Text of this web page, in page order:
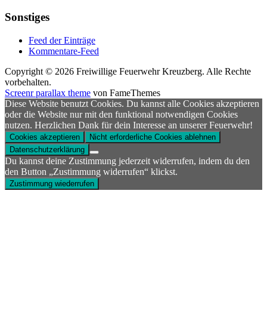
Sonstiges
Feed der Einträge
Kommentare-Feed
Copyright © 2026 Freiwillige Feuerwehr Kreuzberg. Alle Rechte
vorbehalten.
Screenr parallax theme von FameThemes
Diese Website benutzt Cookies. Du kannst alle Cookies akzeptieren
oder die Website nur mit den funktional notwendigen Cookies
nutzen. Herzlichen Dank für dein Interesse an unserer Feuerwehr!
Cookies akzeptieren
Nicht erforderliche Cookies ablehnen
Datenschutzerklärung
Du kannst deine Zustimmung jederzeit widerrufen, indem du den
den Button „Zustimmung widerrufen“ klickst.
Zustimmung wiederrufen